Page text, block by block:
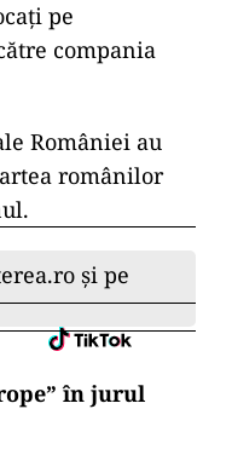
pe
compania
României au
românilor
și pe
în jurul